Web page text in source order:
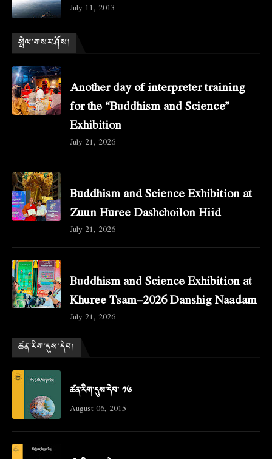
July 11, 2013
སྤེལ་གསར་ཤོས།
Another day of interpreter training
for the “Buddhism and Science”
Exhibition
July 21, 2026
Buddhism and Science Exhibition at
Zuun Huree Dashchoilon Hiid
July 21, 2026
Buddhism and Science Exhibition at
Khuree Tsam–2026 Danshig Naadam
July 21, 2026
ཚན་རིག་དུས་དེབ།
ཚན་རིག་དུས་དེབ་ ༡༦
August 06, 2015